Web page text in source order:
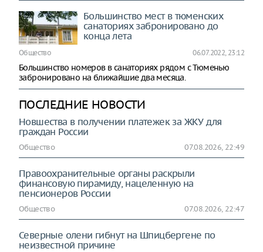
Большинство мест в тюменских
санаториях забронировано до
конца лета
Общество 06.07.2022, 23:12
Большинство номеров в санаториях рядом с Тюменью
забронировано на ближайшие два месяца.
ПОСЛЕДНИЕ НОВОСТИ
Новшества в получении платежек за ЖКУ для
граждан России
Общество 07.08.2026, 22:49
Правоохранительные органы раскрыли
финансовую пирамиду, нацеленную на
пенсионеров России
Общество 07.08.2026, 22:47
Северные олени гибнут на Шпицбергене по
неизвестной причине